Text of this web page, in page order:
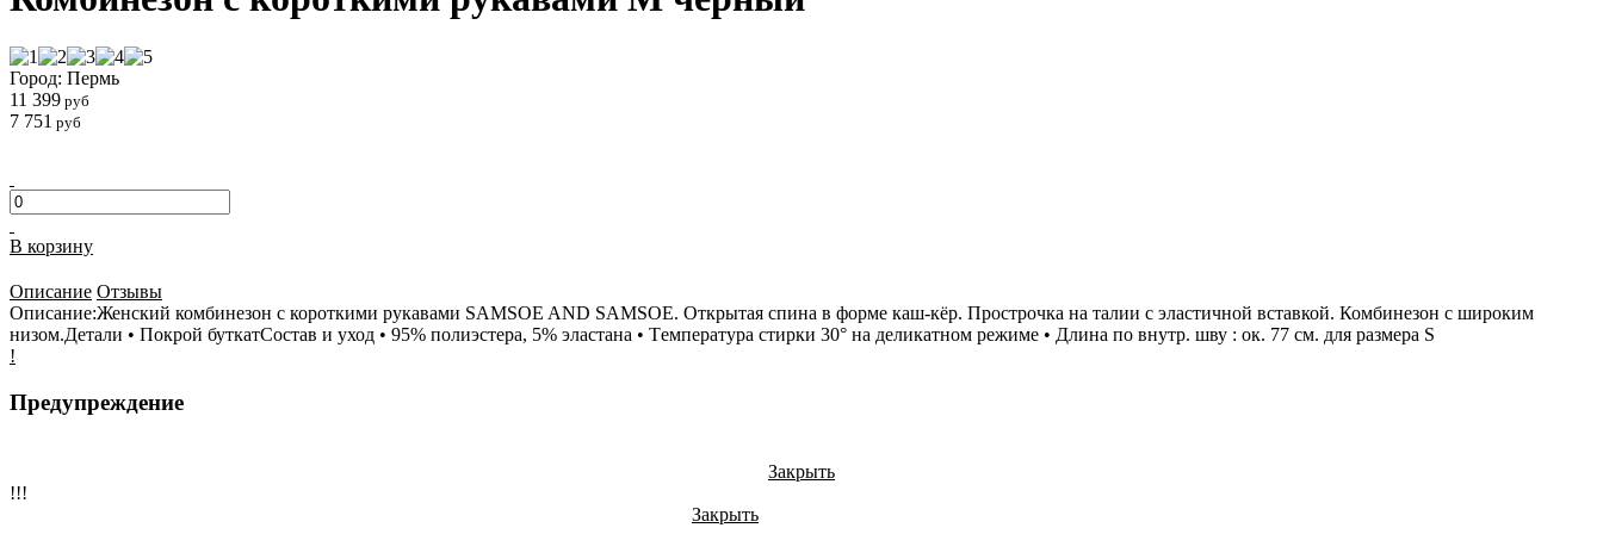
Город: Пермь
11 399 руб
7 751 руб
В корзину
Описание Отзывы
Описание:Женский комбинезон с короткими рукавами SAMSOE AND SAMSOE. Открытая спина в форме каш-кёр. Прострочка на талии с эластичной вставкой. Комбинезон с широким
низом.Детали • Покрой буткатСостав и уход • 95% полиэстера, 5% эластана • Tемпература стирки 30° на деликатном режиме • Длина по внутр. шву : ок. 77 см. для размера S
!
Предупреждение
Закрыть
!!!
Закрыть